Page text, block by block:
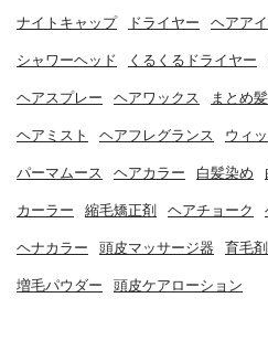
ナイトキャップ ドライヤー ヘアア
シャワーヘッド くるくるドライヤー
ヘアスプレー ヘアワックス まとめ
ヘアミスト ヘアフレグランス ウィ
パーマムース ヘアカラー 白髪染め
カーラー 縮毛矯正剤 ヘアチョーク
ヘナカラー 頭皮マッサージ器 育毛剤
増毛パウダー 頭皮ケアローション